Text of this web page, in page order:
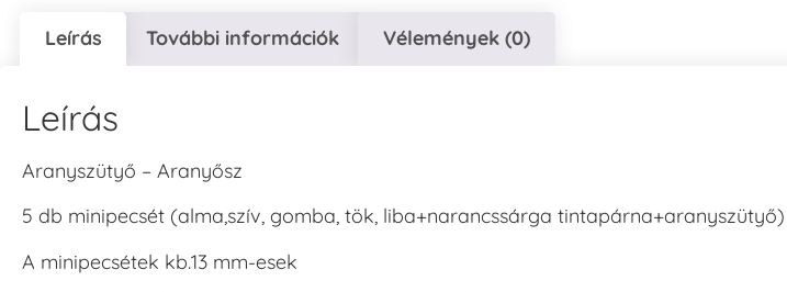
Leírás További információk Vélemények (0)
Leírás
Aranyszütyő – Aranyősz
5 db minipecsét (alma,szív, gomba, tök, liba+narancssárga tintapárna+aranyszütyő)
A minipecsétek kb.13 mm-esek